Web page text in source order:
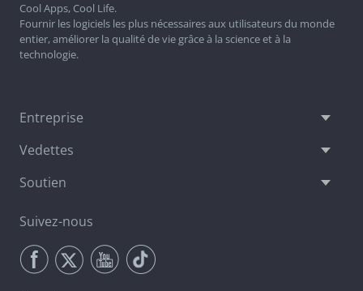
Cool Apps, Cool Life.
Fournir les logiciels les plus nécessaires aux utilisateurs du monde
entier, améliorer la qualité de vie grâce à la science et à la
technologie.
Entreprise
Vedettes
Soutien
Suivez-nous